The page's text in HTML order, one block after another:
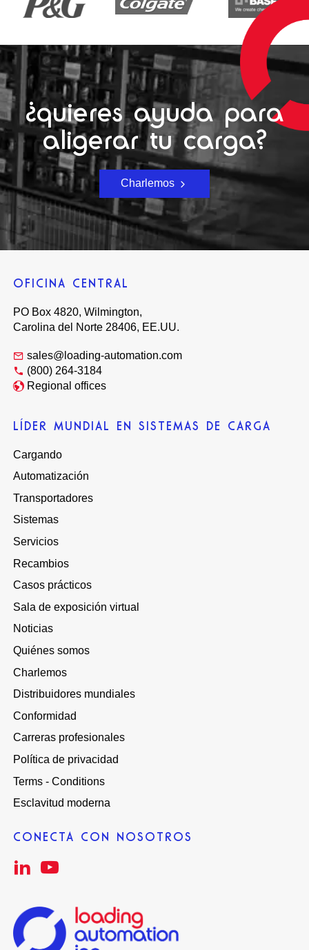
¿quieres ayuda para
aligerar tu carga?
Charlemos
OFICINA CENTRAL
PO Box 4820, Wilmington,
Carolina del Norte 28406, EE.UU.
sales@loading-automation.com
(800) 264-3184
Regional offices
LÍDER MUNDIAL EN SISTEMAS DE CARGA
Cargando
Automatización
Transportadores
Sistemas
Servicios
Recambios
Casos prácticos
Sala de exposición virtual
Noticias
Quiénes somos
Charlemos
Distribuidores mundiales
Conformidad
Carreras profesionales
Política de privacidad
Terms - Conditions
Esclavitud moderna
CONECTA CON NOSOTROS